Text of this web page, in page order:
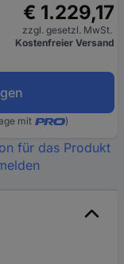
€ 1.229,17
zzgl. gesetzl. MwSt.
Kostenfreier Versand
mit )
für das Produkt